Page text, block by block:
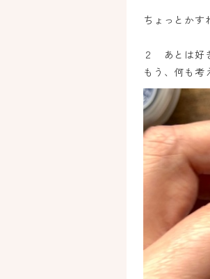
ちょっとかす
２ あとは好
もう、何も考